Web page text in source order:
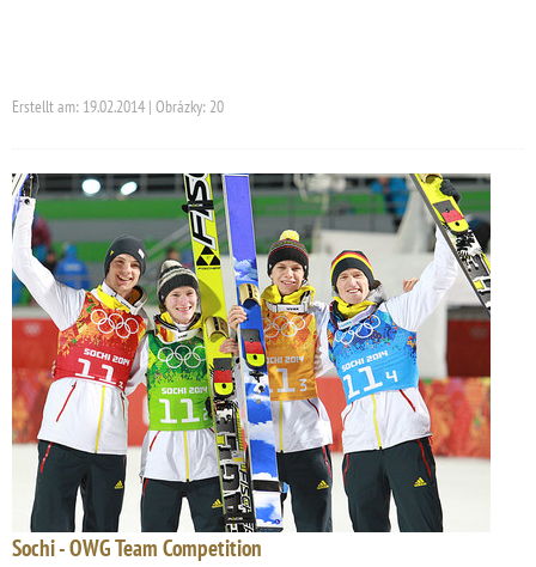
Erstellt am: 19.02.2014 | Obrázky: 20
Sochi - OWG Team Competition